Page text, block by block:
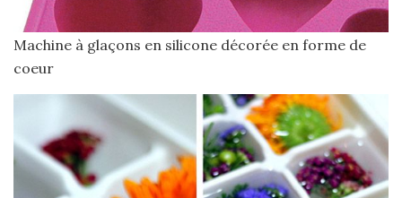
Machine à glaçons en silicone décorée en forme de
coeur